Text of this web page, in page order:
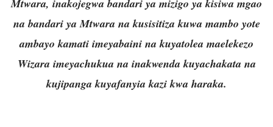
Mtwara, inakojegwa bandari ya mizigo ya kisiwa mgao
na bandari ya Mtwara na kusisitiza kuwa mambo yote
ambayo kamati imeyabaini na kuyatolea maelekezo
Wizara imeyachukua na inakwenda kuyachakata na
kujipanga kuyafanyia kazi kwa haraka.